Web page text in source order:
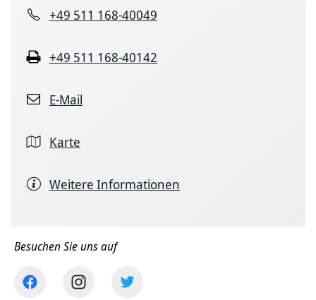
+49 511 168-40049
+49 511 168-40142
E-Mail
Karte
Weitere Informationen
Besuchen Sie uns auf